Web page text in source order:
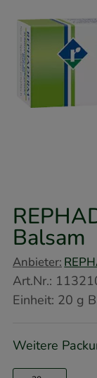
Balsam
Anbieter:
Art.Nr.:
Einheit: 20 g
Weitere